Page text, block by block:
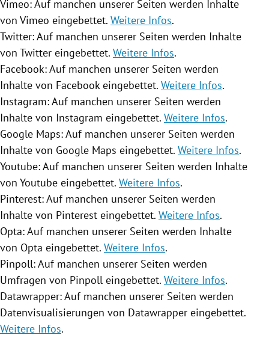
Vimeo: Auf manchen unserer Seiten werden Inhalte
von Vimeo eingebettet. Weitere Infos.
Twitter: Auf manchen unserer Seiten werden Inhalte
von Twitter eingebettet. Weitere Infos.
Facebook: Auf manchen unserer Seiten werden
Inhalte von Facebook eingebettet. Weitere Infos.
Instagram: Auf manchen unserer Seiten werden
Inhalte von Instagram eingebettet. Weitere Infos.
Google Maps: Auf manchen unserer Seiten werden
Inhalte von Google Maps eingebettet. Weitere Infos.
Youtube: Auf manchen unserer Seiten werden Inhalte
von Youtube eingebettet. Weitere Infos.
Pinterest: Auf manchen unserer Seiten werden
Inhalte von Pinterest eingebettet. Weitere Infos.
Opta: Auf manchen unserer Seiten werden Inhalte
von Opta eingebettet. Weitere Infos.
Pinpoll: Auf manchen unserer Seiten werden
Umfragen von Pinpoll eingebettet. Weitere Infos.
Datawrapper: Auf manchen unserer Seiten werden
Datenvisualisierungen von Datawrapper eingebettet.
Weitere Infos.